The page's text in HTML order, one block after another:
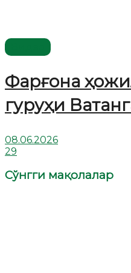
Фарғона
гуруҳи
08.06.2026
29
Сўнгги мақолалар